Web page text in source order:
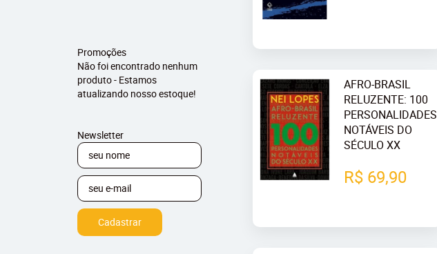
Promoções
Não foi encontrado nenhum
produto - Estamos
atualizando nosso estoque!
Newsletter
Cadastrar
AFRO-BRASIL
RELUZENTE: 100
PERSONALIDADES
NOTÁVEIS DO
SÉCULO XX
R$ 69,90